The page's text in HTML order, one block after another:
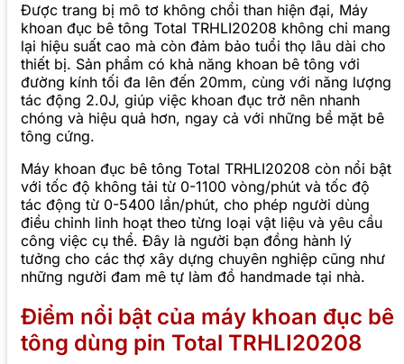
Được trang bị mô tơ không chổi than hiện đại, Máy
khoan đục bê tông Total TRHLI20208 không chỉ mang
lại hiệu suất cao mà còn đảm bảo tuổi thọ lâu dài cho
thiết bị. Sản phẩm có khả năng khoan bê tông với
đường kính tối đa lên đến 20mm, cùng với năng lượng
tác động 2.0J, giúp việc khoan đục trở nên nhanh
chóng và hiệu quả hơn, ngay cả với những bề mặt bê
tông cứng.
Máy khoan đục bê tông Total TRHLI20208 còn nổi bật
với tốc độ không tải từ 0-1100 vòng/phút và tốc độ
tác động từ 0-5400 lần/phút, cho phép người dùng
điều chỉnh linh hoạt theo từng loại vật liệu và yêu cầu
công việc cụ thể. Đây là người bạn đồng hành lý
tưởng cho các thợ xây dựng chuyên nghiệp cũng như
những người đam mê tự làm đồ handmade tại nhà.
Điểm nổi bật của máy khoan đục bê
tông dùng pin Total TRHLI20208